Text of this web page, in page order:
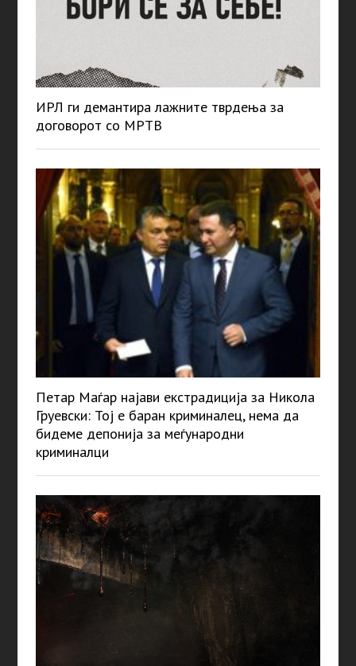
ИРЛ ги демантира лажните тврдења за
договорот со МРТВ
Петар Маѓар најави екстрадиција за Никола
Груевски: Тој е баран криминалец, нема да
бидеме депонија за меѓународни
криминалци